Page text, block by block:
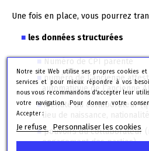
Notre site Web utilise ses propres cookies
services et pour mieux répondre à vos
nous vous recommandons d'accepter leur
votre navigation. Pour donner votre
Accepter :
Je refuse Personnaliser les cookies
Une fois en place, vous pourrez
les données structurées
Numéro de CPI parente
numéro de l’ancienne
automatique de l’ancienne
identité du collaborateur
lieu de naissance,
pouvoirs du collaborateur
engagement des parties)